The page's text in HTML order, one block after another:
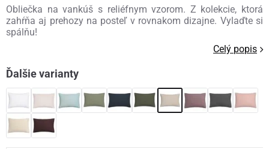
Obliečka na vankúš s reliéfnym vzorom. Z kolekcie, ktorá
zahŕňa aj prehozy na posteľ v rovnakom dizajne. Vylaďte si
spálňu!
Celý popis
Ďalšie varianty